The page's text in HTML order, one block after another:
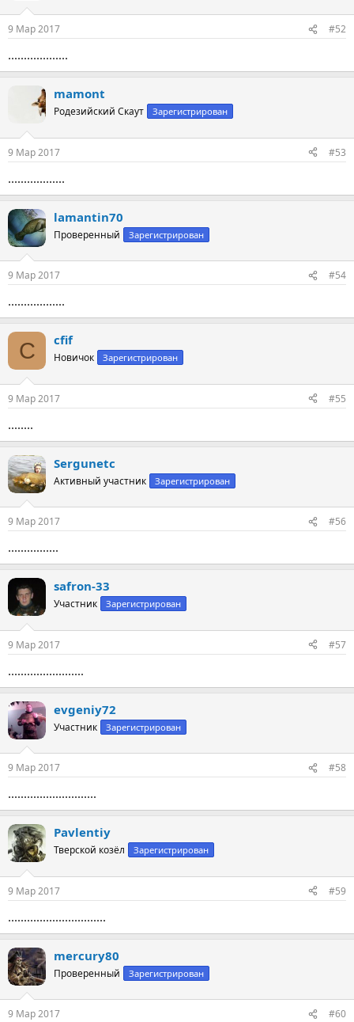
9 Мар 2017 #52
...................
mamont
Родезийский Скаут Зарегистрирован
9 Мар 2017 #53
..................
lamantin70
Проверенный Зарегистрирован
9 Мар 2017 #54
..................
C cfif
Новичок Зарегистрирован
9 Мар 2017 #55
........
Sergunetc
Активный участник Зарегистрирован
9 Мар 2017 #56
................
safron-33
Участник Зарегистрирован
9 Мар 2017 #57
........................
evgeniy72
Участник Зарегистрирован
9 Мар 2017 #58
............................
Pavlentiy
Тверской козёл Зарегистрирован
9 Мар 2017 #59
...............................
mercury80
Проверенный Зарегистрирован
9 Мар 2017 #60